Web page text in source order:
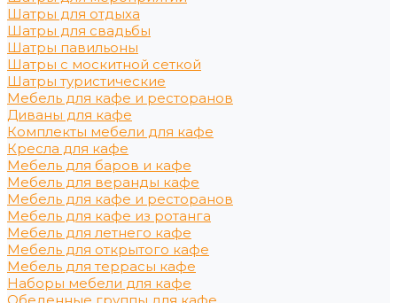
Шатры для отдыха
Шатры для свадьбы
Шатры павильоны
Шатры с москитной сеткой
Шатры туристические
Мебель для кафе и ресторанов
Диваны для кафе
Комплекты мебели для кафе
Кресла для кафе
Мебель для баров и кафе
Мебель для веранды кафе
Мебель для кафе и ресторанов
Мебель для кафе из ротанга
Мебель для летнего кафе
Мебель для открытого кафе
Мебель для террасы кафе
Наборы мебели для кафе